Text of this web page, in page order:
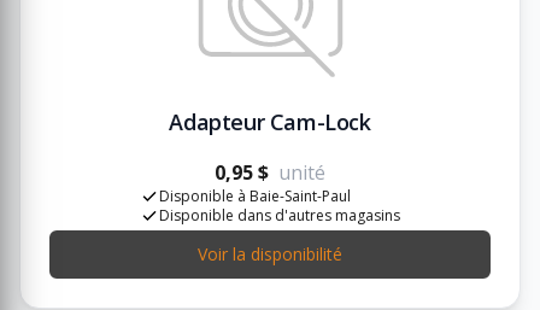
Adapteur Cam-Lock
0,95 $ unité
Disponible à Baie-Saint-Paul
Disponible dans d'autres magasins
Voir la disponibilité